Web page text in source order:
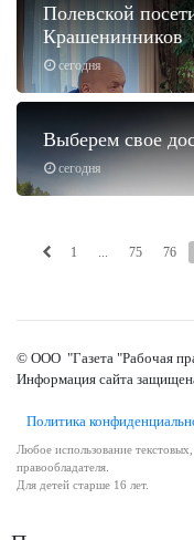
сегодня
Полевской
Крашенинников
сегодня
Выберем свое
1 75 76
© ООО "Газета "Рабочая
Информация сайта
Политика
Любое использование
правообладателя.
Для детей старше 16 лет.